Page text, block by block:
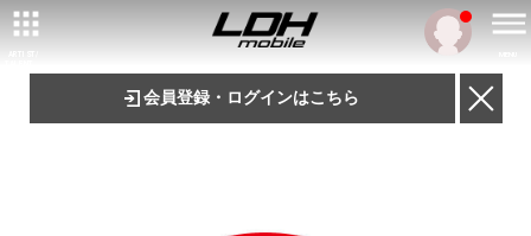
会員登録・ログインはこちら